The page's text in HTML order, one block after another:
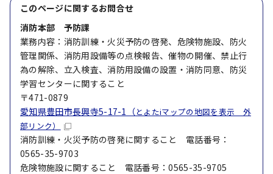
このページに関するお問合せ
消防本部 予防課
業務内容：消防訓練・火災予防の啓発、危険物施設、防火
管理関係、消防用設備等の点検報告、催物の開催、禁止行
為の解除、立入検査、消防用設備の設置・消防同意、防災
学習センターに関すること
〒471-0879
愛知県豊田市長興寺5-17-1（とよたiマップの地図を表示 外
部リンク）
消防訓練・火災予防の啓発に関すること 電話番号：
0565-35-9703
危険物施設に関すること 電話番号：0565-35-9705